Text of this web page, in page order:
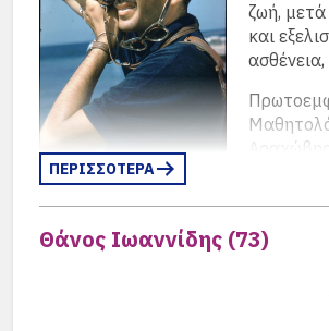
ζωή,
και
Αραχώβης
και την επομένη χρονιά 1943-44.
Σπούδασε νομικά στο Εθνικό και
ΠΕΡΙΣΣΟΤΕΡΑ
Θάνος Ιωαννίδης (73)